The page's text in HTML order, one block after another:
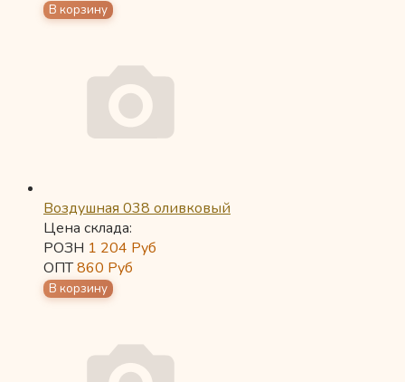
Воздушная 038 оливковый
Цена склада:
РОЗН 1 204 Руб
ОПТ860 Руб